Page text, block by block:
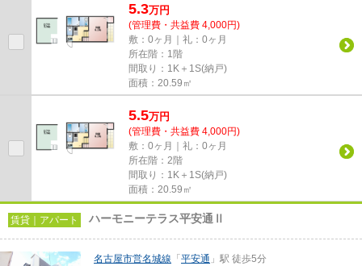
5.3万円
(管理費・共益費 4,000円)
敷：0ヶ月｜礼：0ヶ月
所在階：1階
間取り：1K＋1S(納戸)
面積：20.59㎡
5.5万円
(管理費・共益費 4,000円)
敷：0ヶ月｜礼：0ヶ月
所在階：2階
間取り：1K＋1S(納戸)
面積：20.59㎡
賃貸｜アパート ハーモニーテラス平安通Ⅱ
名古屋市営名城線 「 平安通 」駅 徒歩5分